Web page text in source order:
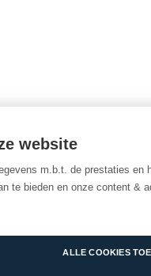
website
m.b.t. de prestaties
te bieden en onze content &
ALLE COOKIES